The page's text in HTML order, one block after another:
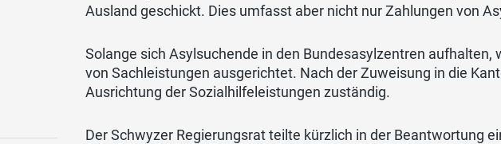
Ausland geschickt. Dies umfasst aber nicht nur Zahlungen von
Solange sich Asylsuchende in den Bundesasylzentren aufhalten,
von Sachleistungen ausgerichtet. Nach der Zuweisung in die
Ausrichtung der Sozialhilfeleistungen zuständig.
Der Schwyzer Regierungsrat teilte kürzlich in der Beantwortung